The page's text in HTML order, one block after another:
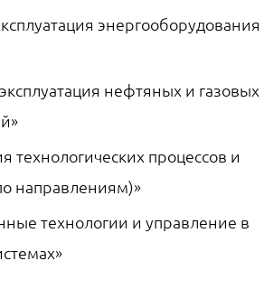
энергооборудования
нефтяных и газовых
технологических процессов и
направлениям)»
технологии и управление в